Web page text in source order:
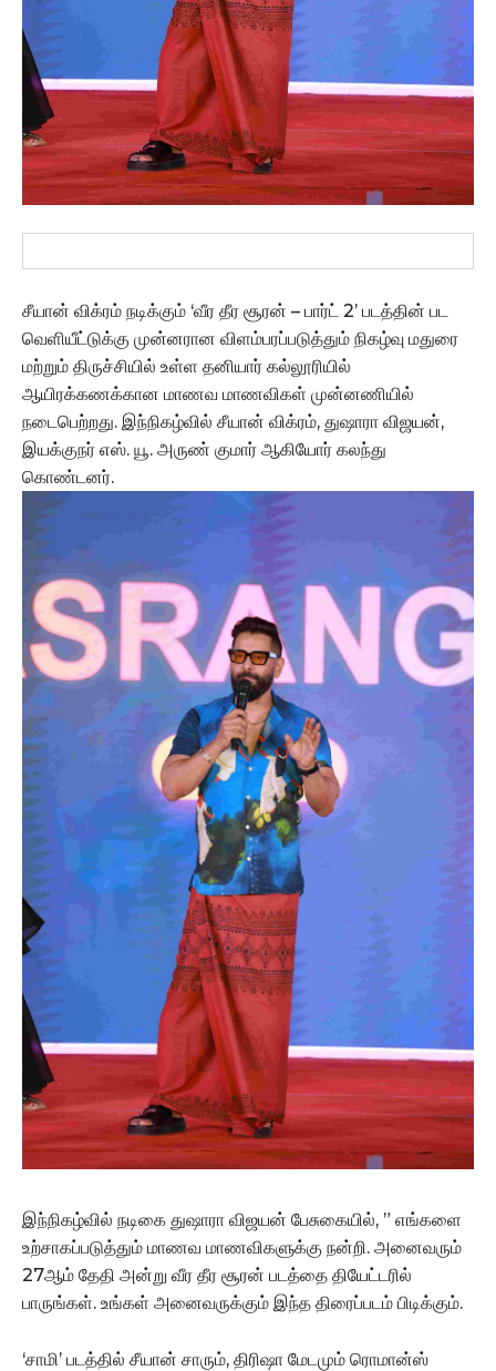
சீயான் விக்ரம் நடிக்கும் ‘வீர தீர சூரன் – பார்ட் 2’ படத்தின் பட
வெளியீட்டுக்கு முன்னரான விளம்பரப்படுத்தும் நிகழ்வு மதுரை
மற்றும் திருச்சியில் உள்ள தனியார் கல்லூரியில்
ஆயிரக்கணக்கான மாணவ மாணவிகள் முன்னணியில்
நடைபெற்றது. இந்நிகழ்வில் சீயான் விக்ரம், துஷாரா விஜயன்,
இயக்குநர் எஸ். யூ. அருண் குமார் ஆகியோர் கலந்து
கொண்டனர்.
இந்நிகழ்வில் நடிகை துஷாரா விஜயன் பேசுகையில், ” எங்களை
உற்சாகப்படுத்தும் மாணவ மாணவிகளுக்கு நன்றி. அனைவரும்
27ஆம் தேதி அன்று வீர தீர சூரன் படத்தை தியேட்டரில்
பாருங்கள். உங்கள் அனைவருக்கும் இந்த திரைப்படம் பிடிக்கும்.
‘சாமி’ படத்தில் சீயான் சாரும், திரிஷா மேடமும் ரொமான்ஸ்